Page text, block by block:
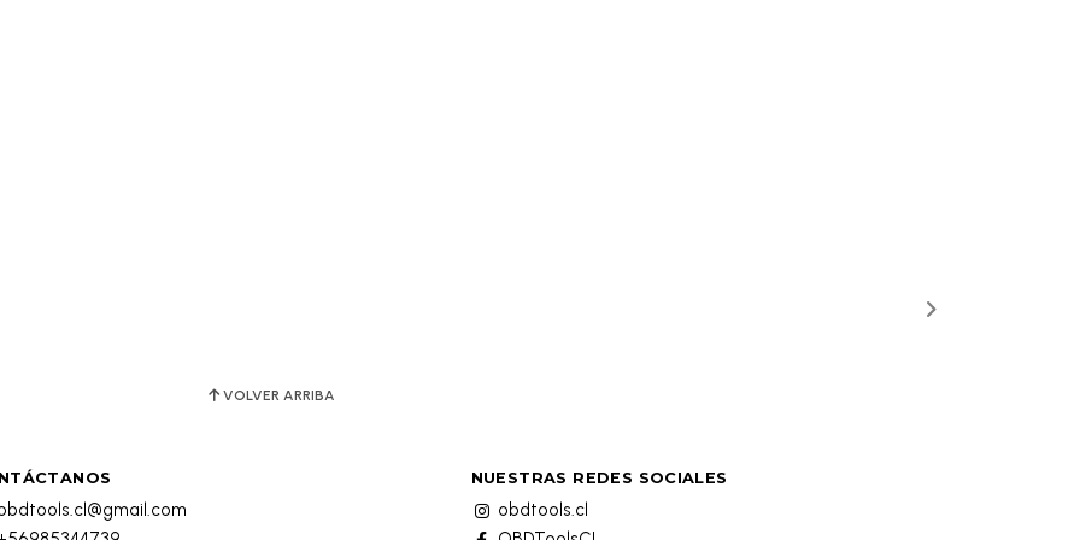
VOLVER ARRIBA
NUESTRAS REDES SOCIALES
obdtools.cl